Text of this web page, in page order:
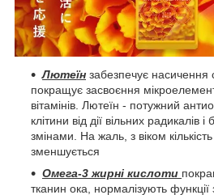
Лютеїн забезпечує насичення
покращує засвоєння
вітамінів. Лютеїн - потужний
клітини від дії вільних радикалів і
змінами. На жаль, з віком
зменшується
Омега-3 жирні кислоти
тканин ока, нормалізують функції